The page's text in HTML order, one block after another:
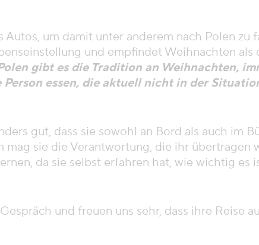
um damit unter anderem nach Polen zu
und empfindet Weihnachten als
gibt es die Tradition an Weihnachten,
essen, die aktuell nicht in der
gut, dass sie sowohl an Bord als auch im
mag sie die Verantwortung, die ihr übertragen
da sie selbst erfahren hat, wie wichtig es
und freuen uns sehr, dass ihre Reise